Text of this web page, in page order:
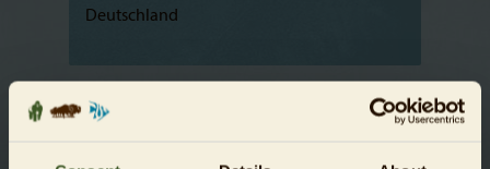
Deutschland